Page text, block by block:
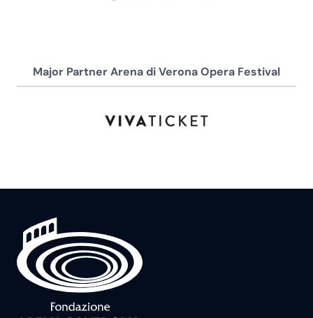
Major Partner Arena di Verona Opera Festival